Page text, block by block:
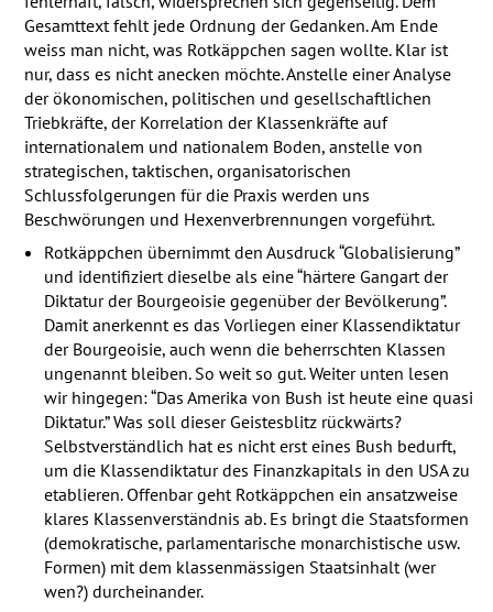
Gesamttext fehlt jede Ordnung der Gedanken. Am Ende
weiss man nicht, was Rotkäppchen sagen wollte. Klar ist
nur, dass es nicht anecken möchte. Anstelle einer Analyse
der ökonomischen, politischen und gesellschaftlichen
Triebkräfte, der Korrelation der Klassenkräfte auf
internationalem und nationalem Boden, anstelle von
strategischen, taktischen, organisatorischen
Schlussfolgerungen für die Praxis werden uns
Beschwörungen und Hexenverbrennungen vorgeführt.
Rotkäppchen übernimmt den Ausdruck “Globalisierung”
und identifiziert dieselbe als eine “härtere Gangart der
Diktatur der Bourgeoisie gegenüber der Bevölkerung”.
Damit anerkennt es das Vorliegen einer Klassendiktatur
der Bourgeoisie, auch wenn die beherrschten Klassen
ungenannt bleiben. So weit so gut. Weiter unten lesen
wir hingegen: “Das Amerika von Bush ist heute eine quasi
Diktatur.” Was soll dieser Geistesblitz rückwärts?
Selbstverständlich hat es nicht erst eines Bush bedurft,
um die Klassendiktatur des Finanzkapitals in den USAzu
etablieren. Offenbar geht Rotkäppchen ein ansatzweise
klares Klassenverständnis ab. Es bringt die Staatsformen
(demokratische, parlamentarische monarchistische usw.
Formen) mit dem klassenmässigen Staatsinhalt (wer
wen?) durcheinander.